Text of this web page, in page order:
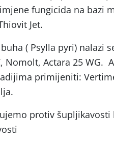
fungicida na bazi
Jet.
( Psylla pyri) nalazi
Nomolt, Actara 25 WG.
primijeniti:
protiv šupljikavosti